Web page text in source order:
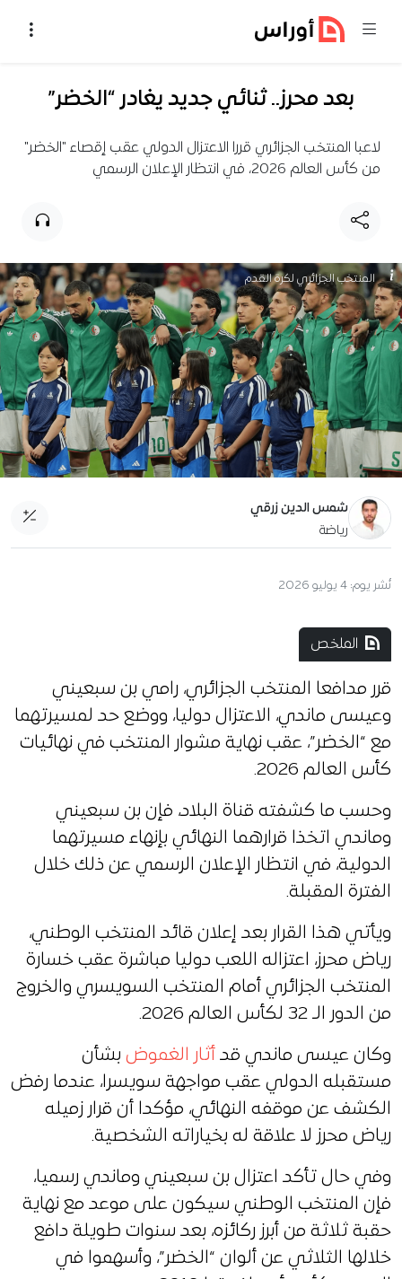
بعد محرز.. ثنائي جديد يغادر “الخضر”
لاعبا المنتخب الجزائري قررا الاعتزال الدولي عقب إقصاء "الخضر"
من كأس العالم 2026، في انتظار الإعلان الرسمي
المنتخب الجزائري لكرة القدم
شمس الدين زرقي
رياضة
نُشر يوم: 4 يوليو 2026
الملخص
قرر مدافعا المنتخب الجزائري، رامي بن سبعيني
وعيسى ماندي، الاعتزال دوليا، ووضع حد لمسيرتهما
مع “الخضر”، عقب نهاية مشوار المنتخب في نهائيات
كأس العالم 2026.
وحسب ما كشفته قناة البلاد، فإن بن سبعيني
وماندي اتخذا قرارهما النهائي بإنهاء مسيرتهما
الدولية، في انتظار الإعلان الرسمي عن ذلك خلال
الفترة المقبلة.
ويأتي هذا القرار بعد إعلان قائد المنتخب الوطني،
رياض محرز، اعتزاله اللعب دوليا مباشرة عقب خسارة
المنتخب الجزائري أمام المنتخب السويسري والخروج
من الدور الـ 32 لكأس العالم 2026.
وكان عيسى ماندي قد أثار الغموض بشأن
مستقبله الدولي عقب مواجهة سويسرا، عندما رفض
الكشف عن موقفه النهائي، مؤكدا أن قرار زميله
رياض محرز لا علاقة له بخياراته الشخصية.
وفي حال تأكد اعتزال بن سبعيني وماندي رسميا،
فإن المنتخب الوطني سيكون على موعد مع نهاية
حقبة ثلاثة من أبرز ركائزه، بعد سنوات طويلة دافع
خلالها الثلاثي عن ألوان “الخضر”، وأسهموا في